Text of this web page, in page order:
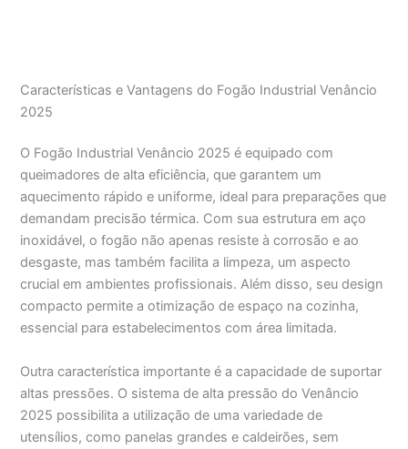
Características e Vantagens do Fogão Industrial Venâncio
2025
O Fogão Industrial Venâncio 2025 é equipado com
queimadores de alta eficiência, que garantem um
aquecimento rápido e uniforme, ideal para preparações que
demandam precisão térmica. Com sua estrutura em aço
inoxidável, o fogão não apenas resiste à corrosão e ao
desgaste, mas também facilita a limpeza, um aspecto
crucial em ambientes profissionais. Além disso, seu design
compacto permite a otimização de espaço na cozinha,
essencial para estabelecimentos com área limitada.
Outra característica importante é a capacidade de suportar
altas pressões. O sistema de alta pressão do Venâncio
2025 possibilita a utilização de uma variedade de
utensílios, como panelas grandes e caldeirões, sem